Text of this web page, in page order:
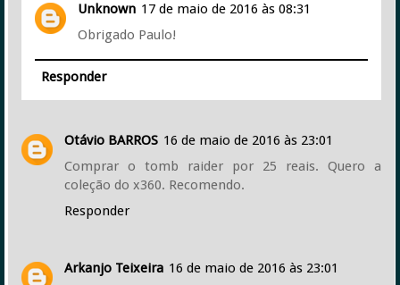
Unknown 17 de maio de 2016 às 08:31
Obrigado Paulo!
Responder
Otávio BARROS 16 de maio de 2016 às 23:01
Comprar o tomb raider por 25 reais. Quero a
coleção do x360. Recomendo.
Responder
Arkanjo Teixeira 16 de maio de 2016 às 23:01